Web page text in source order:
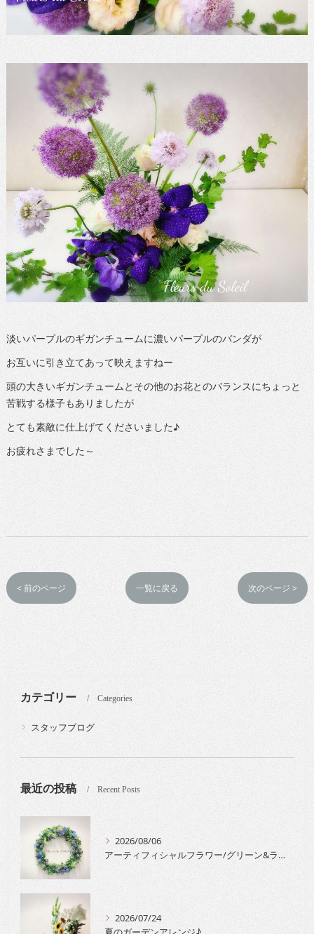
淡いパープルのギガンチュームに濃いパープルのバンダが
お互いに引き立てあって映えますねー
頭の大きいギガンチュームとその他のお花とのバランスにちょっと
苦戦する様子もありましたが
とても素敵に仕上げてくださいました♪
お疲れさまでした～
< 前のページ 一覧に戻る 次のページ >
カテゴリー Categories
スタッフブログ
最近の投稿 Recent Posts
2026/08/06
アーティフィシャルフラワー/グリーン&ラベンダーのリース
2026/07/24